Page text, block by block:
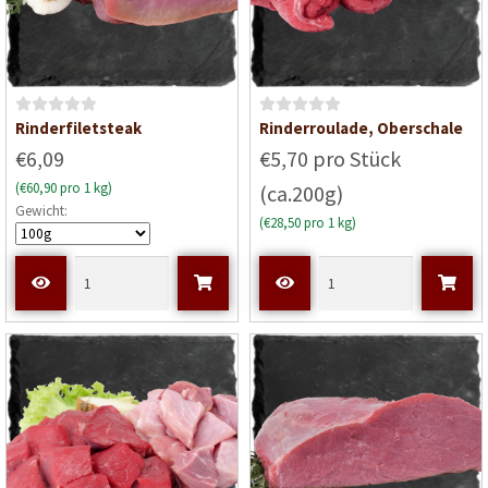
B
w
e
r
m
i
t
o
n
5
Rinderfiletsteak
€6,09
(€60,90 pro 1 kg)
Gewicht:
B
w
e
r
m
i
t
o
n
5
Rinderroulade, Oberschale
€5,70 pro Stück
(ca.200g)
(€28,50 pro 1 kg)